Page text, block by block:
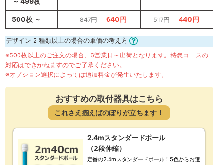
500枚 ～ 847円 640円 517円 440円
デザイン 2 種類以上の場合の単価の考え方
※500枚以上のご注文の場合、6営業日～出荷となります。特急コースの
対応はできかねますのでご了承ください。
※オプション選択によっては追加料金が発生いたします。
おすすめの取付器具はこちら
これさえ揃えばのぼりが立ちます！
2.4mスタンダードポール
（2段伸縮）
定番の2.4mスタンダードポール！5色からお選